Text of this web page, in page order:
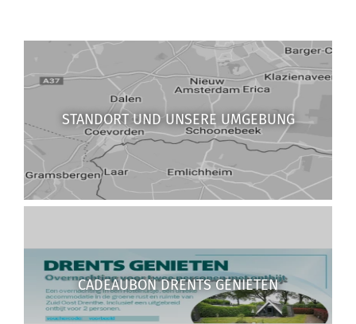
STANDORT UND UNSERE UMGEBUNG
CADEAUBON DRENTS GENIETEN